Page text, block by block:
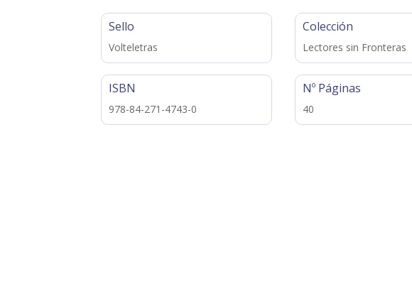
Sello
Volteletras
ISBN
978-84-271-4743-0
Colección
Lectores sin Fronteras
Nº Páginas
40